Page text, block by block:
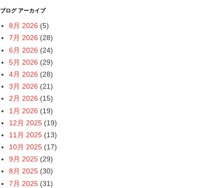
ブログ アーカイブ
8月 2026 (5)
7月 2026 (28)
6月 2026 (24)
5月 2026 (29)
4月 2026 (28)
3月 2026 (21)
2月 2026 (15)
1月 2026 (19)
12月 2025 (19)
11月 2025 (13)
10月 2025 (17)
9月 2025 (29)
8月 2025 (30)
7月 2025 (31)